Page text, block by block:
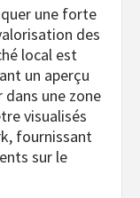
une forte
des
local est
un aperçu
une zone
visualisés
fournissant
sur le